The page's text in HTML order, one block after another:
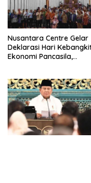
Nusantara Centre Gelar
Deklarasi Hari
Ekonomi Pancasila,
Penjajahan (Pergolakan
Ekonomi Politik
Simposium Nasional
Undang-Undang
Perekonomian Nasional
Kesejahteraan Sosial